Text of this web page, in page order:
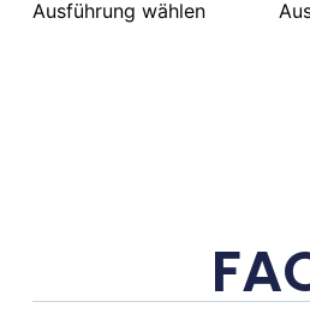
Ausführung wählen